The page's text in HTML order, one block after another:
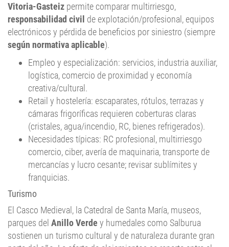
Vitoria-Gasteiz permite comparar multirriesgo,
responsabilidad civil de explotación/profesional, equipos
electrónicos y pérdida de beneficios por siniestro (siempre
según normativa aplicable).
Empleo y especialización: servicios, industria auxiliar,
logística, comercio de proximidad y economía
creativa/cultural.
Retail y hostelería: escaparates, rótulos, terrazas y
cámaras frigoríficas requieren coberturas claras
(cristales, agua/incendio, RC, bienes refrigerados).
Necesidades típicas: RC profesional, multirriesgo
comercio, ciber, avería de maquinaria, transporte de
mercancías y lucro cesante; revisar sublímites y
franquicias.
Turismo
El Casco Medieval, la Catedral de Santa María, museos,
parques del Anillo Verde y humedales como Salburua
sostienen un turismo cultural y de naturaleza durante gran